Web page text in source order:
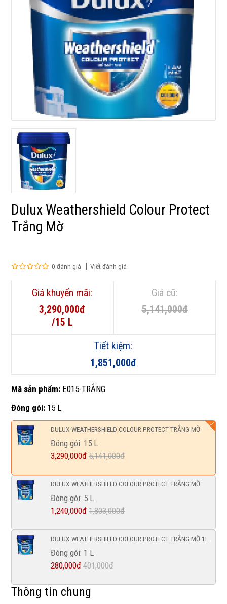
Dulux Weathershield Colour Protect
Trắng Mờ
0 đánh giá Viết đánh giá
Giá khuyến mãi:
3,290,000đ
/15 L
Giá cũ:
5,141,000đ
Tiết kiệm:
1,851,000đ
Mã sản phẩm:E015-TRẮNG
Đóng gói:15 L
DULUX WEATHERSHIELD COLOUR PROTECT TRẮNG MỜ
Đóng gói: 15 L
3,290,000đ 5,141,000đ
DULUX WEATHERSHIELD COLOUR PROTECT TRẮNG MỜ
Đóng gói: 5 L
1,240,000đ 1,803,000đ
DULUX WEATHERSHIELD COLOUR PROTECT TRẮNG MỜ 1L
Đóng gói: 1 L
280,000đ 401,000đ
Thông tin chung